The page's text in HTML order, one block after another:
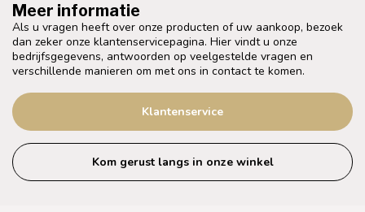
Meer informatie
Als u vragen heeft over onze producten of uw aankoop, bezoek
dan zeker onze klantenservicepagina. Hier vindt u onze
bedrijfsgegevens, antwoorden op veelgestelde vragen en
verschillende manieren om met ons in contact te komen.
Klantenservice
Kom gerust langs in onze winkel